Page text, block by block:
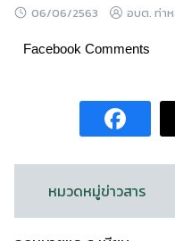
06/06/2563 อบต. ท่า
Facebook Comments
หมวดหมู่ข่าวสาร